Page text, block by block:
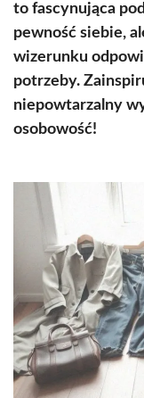
to fascynująca
pewność siebie,
wizerunku
potrzeby.
niepowtarzalny
osobowość!